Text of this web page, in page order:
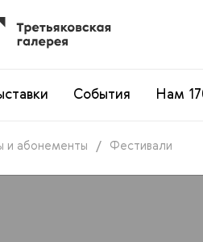
События Нам
и абонементы / Фестивали